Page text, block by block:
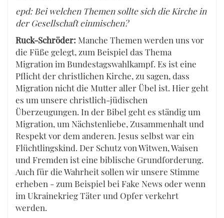
epd: Bei welchen Themen sollte sich die Kirche in
der Gesellschaft einmischen?
Ruck-Schröder: Manche Themen werden uns vor
die Füße gelegt, zum Beispiel das Thema
Migration im Bundestagswahlkampf. Es ist eine
Pflicht der christlichen Kirche, zu sagen, dass
Migration nicht die Mutter aller Übel ist. Hier geht
es um unsere christlich-jüdischen
Überzeugungen. In der Bibel geht es ständig um
Migration, um Nächstenliebe, Zusammenhalt und
Respekt vor dem anderen. Jesus selbst war ein
Flüchtlingskind. Der Schutz von Witwen, Waisen
und Fremden ist eine biblische Grundforderung.
Auch für die Wahrheit sollen wir unsere Stimme
erheben - zum Beispiel bei Fake News oder wenn
im Ukrainekrieg Täter und Opfer verkehrt
werden.